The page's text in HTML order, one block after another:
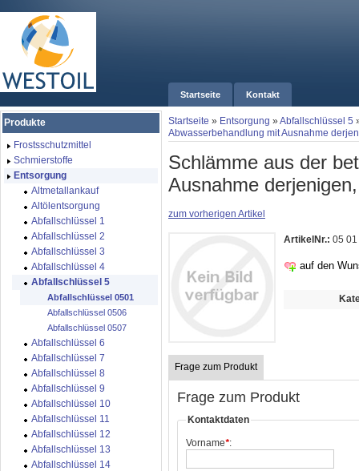
Startseite Kontakt
Startseite » Entsorgung »Abfallschlüssel 5
Abwasserbehandlung mit Ausnahme
Schlämme aus der
Ausnahme
zum vorherigen Artikel
ArtikelNr.: 05
auf den
Frage zum Produkt
Frage zum Produkt
Kontaktdaten
Vorname*:
Produkte
Frostsschutzmittel
Schmierstoffe
Entsorgung
Altmetallankauf
Altölentsorgung
Abfallschlüssel 1
Abfallschlüssel 2
Abfallschlüssel 3
Abfallschlüssel 4
Abfallschlüssel 5
Abfallschlüssel 0501
Abfallschlüssel 0506
Abfallschlüssel 0507
Abfallschlüssel 6
Abfallschlüssel 7
Abfallschlüssel 8
Abfallschlüssel 9
Abfallschlüssel 10
Abfallschlüssel 11
Abfallschlüssel 12
Abfallschlüssel 13
Abfallschlüssel 14